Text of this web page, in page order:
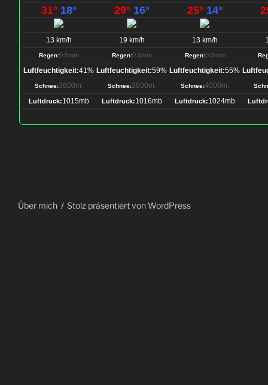
31° 18°
13 km/h
Regen:0.5mm
Luftfeuchtigkeit:41%
Schnee:3600m.
Luftdruck:1015mb
29° 16°
19 km/h
Regen:0.0mm
Luftfeuchtigkeit:59%
Schnee:3800m.
Luftdruck:1016mb
25° 14°
13 km/h
Regen:0.0mm
Luftfeuchtigkeit:55%
Schnee:4000m.
Luftdruck:1024mb
Über mich Stolz präsentiert von WordPress